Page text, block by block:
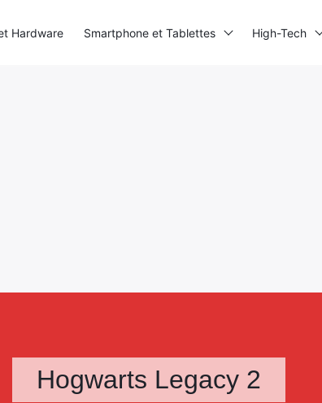
Hogwarts Legacy 2
Hardware Smartphone et Tablettes High-Tech